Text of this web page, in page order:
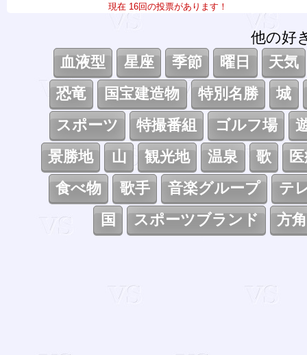
現在 16回の投票があります！
他の好
血液型
星座 季節 曜日
天気
恐竜
国宝建造物 特別名勝
城
スポーツ
特撮番組 ゴルフ場
景勝地
山 観光地 温泉 歌
食べ物
歌手 音楽グループ
テ
国
スポーツブランド 方角